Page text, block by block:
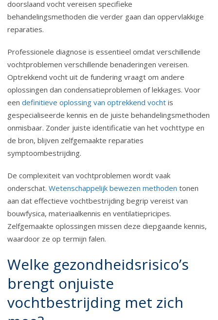
doorslaand vocht vereisen specifieke
behandelingsmethoden die verder gaan dan oppervlakkige
reparaties.
Professionele diagnose is essentieel omdat verschillende
vochtproblemen verschillende benaderingen vereisen.
Optrekkend vocht uit de fundering vraagt om andere
oplossingen dan condensatieproblemen of lekkages. Voor
een definitieve oplossing van optrekkend vocht is
gespecialiseerde kennis en de juiste behandelingsmethoden
onmisbaar. Zonder juiste identificatie van het vochttype en
de bron, blijven zelfgemaakte reparaties
symptoombestrijding.
De complexiteit van vochtproblemen wordt vaak
onderschat. Wetenschappelijk bewezen methoden tonen
aan dat effectieve vochtbestrijding begrip vereist van
bouwfysica, materiaalkennis en ventilatiepricipes.
Zelfgemaakte oplossingen missen deze diepgaande kennis,
waardoor ze op termijn falen.
Welke gezondheidsrisico’s
brengt onjuiste
vochtbestrijding met zich